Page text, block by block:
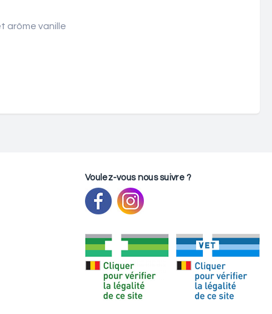
arôme vanille
Voulez-vous nous suivre ?